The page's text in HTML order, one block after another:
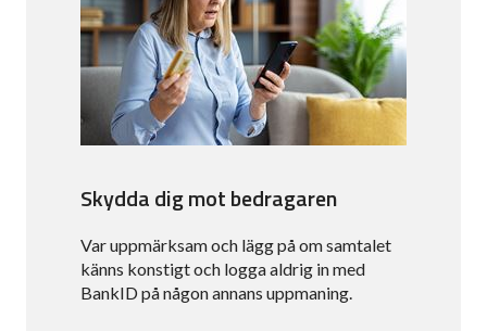
Skydda dig mot bedragaren
Var uppmärksam och lägg på om samtalet
känns konstigt och logga aldrig in med
BankID på någon annans uppmaning.